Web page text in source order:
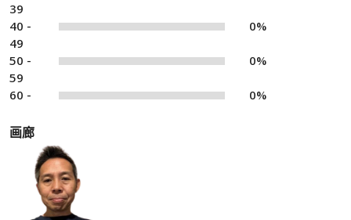
39
40 -
49
0%
50 -
59
0%
60 - 0%
画廊